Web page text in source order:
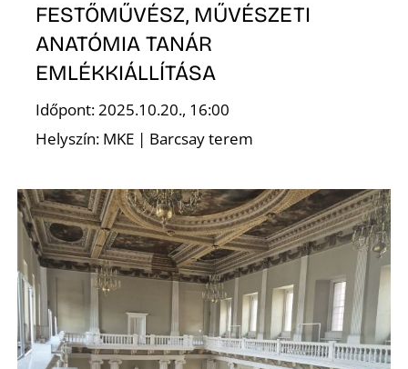
FESTŐMŰVÉSZ, MŰVÉSZETI
ANATÓMIA TANÁR
EMLÉKKIÁLLÍTÁSA
Időpont: 2025.10.20., 16:00
Helyszín: MKE | Barcsay terem